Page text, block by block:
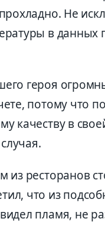
Не
в
героя
потому что
качеству в
из ресторанов
что из
пламя, не